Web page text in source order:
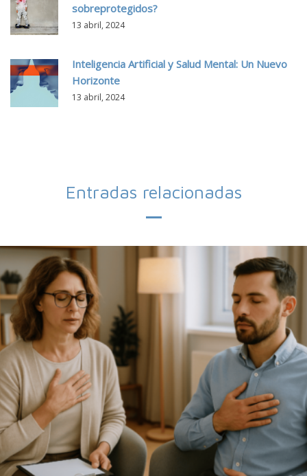
sobreprotegidos?
13 abril, 2024
Inteligencia Artificial y Salud Mental: Un Nuevo
Horizonte
13 abril, 2024
Entradas relacionadas